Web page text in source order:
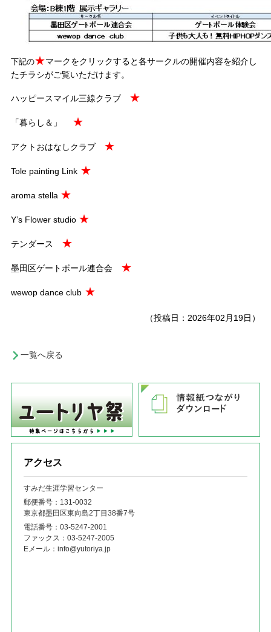
下記の★マークをクリックすると各サークルの開催内容を紹介し
たチラシがご覧いただけます。
ハッピースマイル三線クラブ ★
「暮らし＆」 ★
アクトおはなしクラブ ★
Tole painting Link★
aroma stella ★
Y’s Flower studio ★
テンダース ★
墨田区ゲートボール連合会 ★
wewop dance club★
（投稿日：2026年02月19日）
一覧へ戻る
アクセス
すみだ生涯学習センター
郵便番号：131‐0032
東京都墨田区東向島2丁目38番7号
電話番号： 03-5247-2001
ファックス： 03-5247-2005
Eメール： info@yutoriya.jp